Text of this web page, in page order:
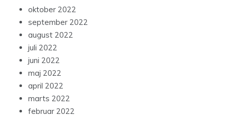
oktober 2022
september 2022
august 2022
juli 2022
juni 2022
maj 2022
april 2022
marts 2022
februar 2022